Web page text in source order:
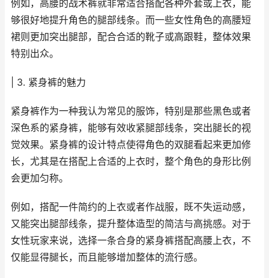
例如，高腰的战术裤就非常适合搭配各种外套或上衣，能
够很好地提升角色的腿部线条。而一些女性角色的高腰短
裙则更加突出腿部，配合合适的靴子或高跟鞋，整体效果
特别出众。
| 3. 紧身裤的魅力
紧身裤作为一种我认为常见的服饰，特别是那些黑色或者
深色系的紧身裤，能够有效收紧腿部线条，突出腿长的视
觉效果。紧身裤的设计特点使得角色的双腿看起来更加修
长，尤其是在搭配上合适的上衣时，整个角色的身形比例
会更加匀称。
例如，搭配一件简约的上衣或者作战服，既不失运动感，
又能突出腿部线条，提升整体造型的简洁与高挑感。对于
女性玩家来说，选择一条合身的紧身裤搭配高腰上衣，不
仅能显得腿长，而且能够增加整体的流行感。